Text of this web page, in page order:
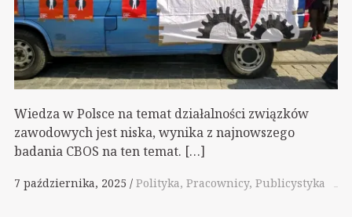
Wiedza w Polsce na temat działalności związków
zawodowych jest niska, wynika z najnowszego
badania CBOS na ten temat. […]
7 października, 2025 Polityka Pracownicy Publicystyka